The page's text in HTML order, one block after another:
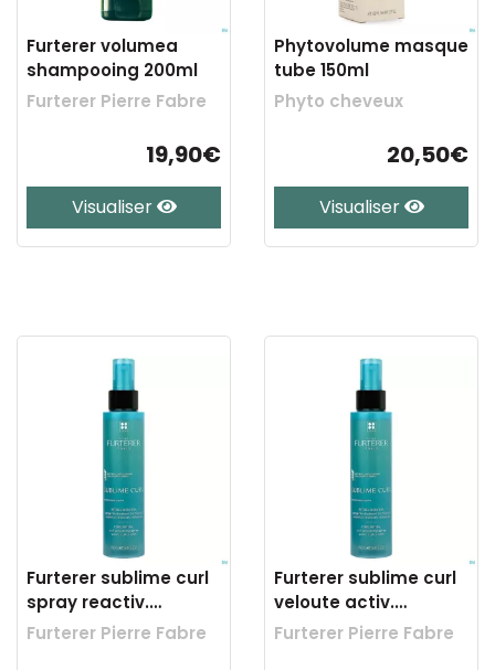
Furterer volumea
shampooing 200ml
Furterer Pierre Fabre
19,90€
Visualiser
Phytovolume masque
tube 150ml
Phyto cheveux
20,50€
Visualiser
Furterer sublime curl
spray reactiv.
boucles 150ml
Furterer Pierre Fabre
Furterer sublime curl
veloute activ.
boucles 100ml
Furterer Pierre Fabre